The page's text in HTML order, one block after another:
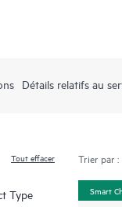
Détails relatifs au
Tout effacer
Type
Trier par :
Smart